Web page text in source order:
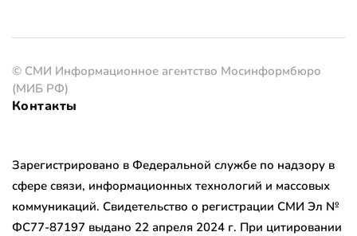
© СМИ Информационное агентство Мосинформбюро
(МИБ РФ)
Контакты
Зарегистрировано в Федеральной службе по надзору в
сфере связи, информационных технологий и массовых
коммуникаций. Свидетельство о регистрации СМИ Эл №
ФС77-87197 выдано 22 апреля 2024 г. При цитировании